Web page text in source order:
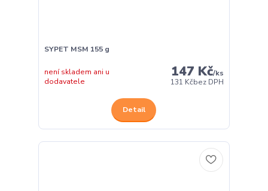
SYPET MSM 155 g
147 Kč/ks
131 Kčbez DPH
není skladem ani u
dodavatele
Detail